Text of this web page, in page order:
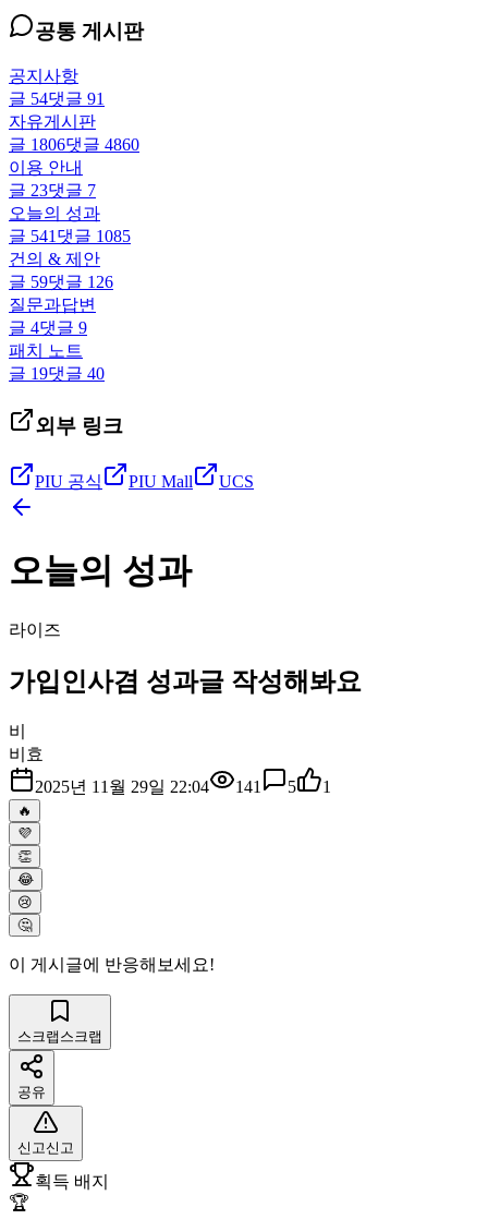
공통 게시판
공지사항
글 54댓글 91
자유게시판
글 1806댓글 4860
이용 안내
글 23댓글 7
오늘의 성과
글 541댓글 1085
건의 & 제안
글 59댓글 126
질문과답변
글 4댓글 9
패치 노트
글 19댓글 40
외부 링크
PIU 공식 PIU Mall UCS
오늘의 성과
라이즈
가입인사겸 성과글 작성해봐요
비
비효
2025년 11월 29일 22:04
141 5 1
🔥
💜
👏
😂
😢
🤔
이 게시글에 반응해보세요!
스크랩 스크랩
공유
신고신고
획득 배지
🏆